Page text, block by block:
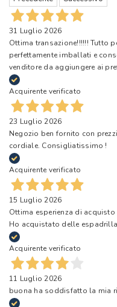
31 Luglio 2026
Ottima transazione!!!!!! Tutto
perfettamente imballati e
venditore da aggiungere ai
Acquirente verificato
23 Luglio 2026
Negozio ben fornito con
cordiale. Consigliatissimo !
Acquirente verificato
15 Luglio 2026
Ottima esperienza di
Ho acquistato delle
Acquirente verificato
11 Luglio 2026
buona ha soddisfatto la mia